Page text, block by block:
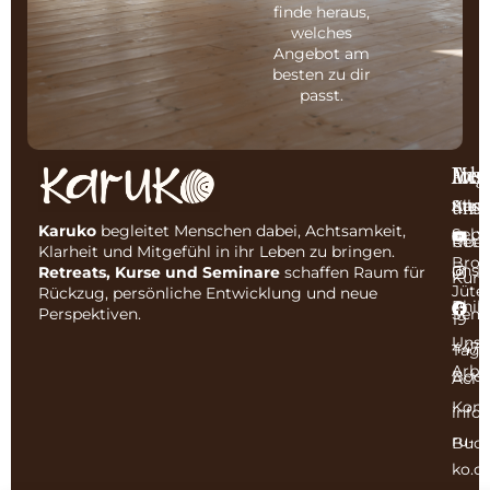
finde heraus,
welches
Angebot am
besten zu dir
passt.
Karukobegleitet Menschen dabei, Achtsamkeit,
Klarheit und Mitgefühl in ihr Leben zu bringen.
Retreats, Kurse und Seminareschaffen Raum für
Rückzug, persönliche Entwicklung und neue
Perspektiven.
19
ru-
Über
uns
uns